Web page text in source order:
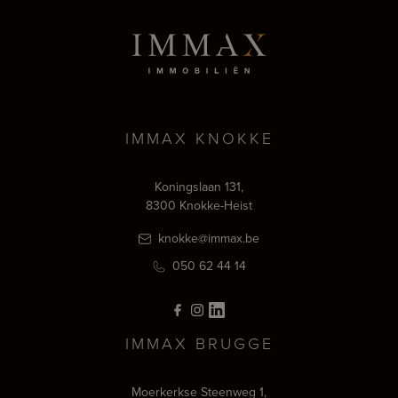
IMMAX KNOKKE
Koningslaan 131,
8300 Knokke-Heist
knokke@immax.be
050 62 44 14
IMMAX BRUGGE
Moerkerkse Steenweg 1,